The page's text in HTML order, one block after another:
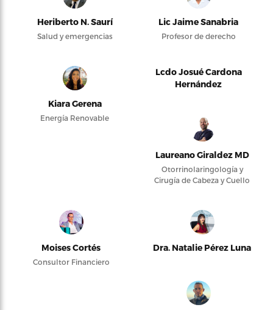
Heriberto N. Saurí
Salud y emergencias
Lic Jaime Sanabria
Profesor de derecho
Kiara Gerena
Energía Renovable
Lcdo Josué Cardona
Hernández
Laureano Giraldez MD
Otorrinolaringología y
Cirugía de Cabeza y Cuello
Moises Cortés
Consultor Financiero
Dra. Natalie Pérez Luna